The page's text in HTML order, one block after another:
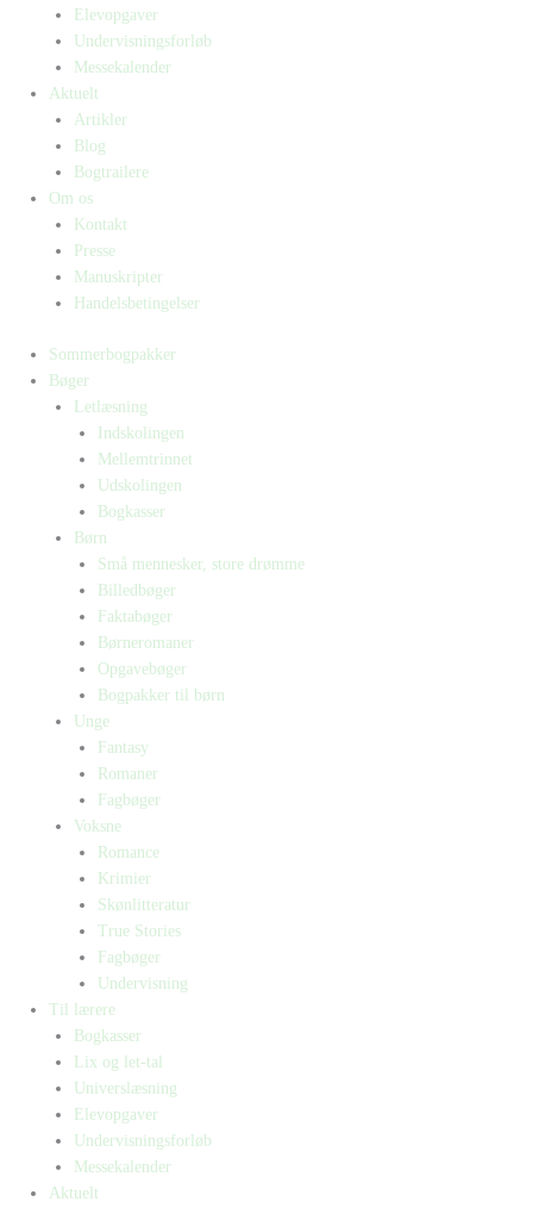
Elevopgaver
Undervisningsforløb
Messekalender
Aktuelt
Artikler
Blog
Bogtrailere
Om os
Kontakt
Presse
Manuskripter
Handelsbetingelser
Sommerbogpakker
Bøger
Letlæsning
Indskolingen
Mellemtrinnet
Udskolingen
Bogkasser
Børn
Små mennesker, store drømme
Billedbøger
Faktabøger
Børneromaner
Opgavebøger
Bogpakker til børn
Unge
Fantasy
Romaner
Fagbøger
Voksne
Romance
Krimier
Skønlitteratur
True Stories
Fagbøger
Undervisning
Til lærere
Bogkasser
Lix og let-tal
Universlæsning
Elevopgaver
Undervisningsforløb
Messekalender
Aktuelt